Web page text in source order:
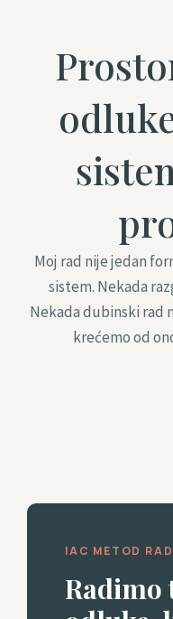
Moj rad nije jedan
sistem. Nekada
Nekada dubinski rad
krećemo od
IAC METOD
Radimo